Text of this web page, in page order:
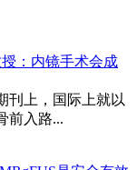
：内镜手术会成
刊上，国际上就以
前入路...